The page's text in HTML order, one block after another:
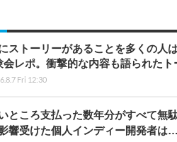
ストーリーがあることを多くの人
会レポ。衝撃的な内容も語られた
Fri 12:30
ところ支払った数年分がすべて無
響受けた個人インディー開発者は…